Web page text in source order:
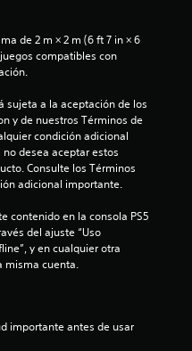
de 2 m × 2 m (6 ft 7 in × 6
compatibles con
sujeta a la aceptación de los
y de nuestros Términos de
condición adicional
desea aceptar estos
Consulte los Términos
adicional importante.
contenido en la consola PS5
del ajuste “Uso
y en cualquier otra
misma cuenta.